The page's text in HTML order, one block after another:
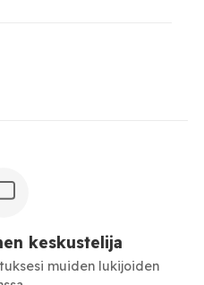
keskustelija
muiden lukijoiden